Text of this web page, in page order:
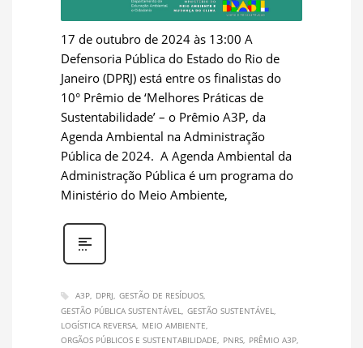
17 de outubro de 2024 às 13:00 A
Defensoria Pública do Estado do Rio de
Janeiro (DPRJ) está entre os finalistas do
10° Prêmio de ‘Melhores Práticas de
Sustentabilidade’ – o Prêmio A3P, da
Agenda Ambiental na Administração
Pública de 2024. A Agenda Ambiental da
Administração Pública é um programa do
Ministério do Meio Ambiente,
A3P DPRJ GESTÃO DE RESÍDUOS
GESTÃO PÚBLICA SUSTENTÁVEL GESTÃO SUSTENTÁVEL
LOGÍSTICA REVERSA MEIO AMBIENTE
ORGÃOS PÚBLICOS E SUSTENTABILIDADE
PNRS PRÊMIO A3P